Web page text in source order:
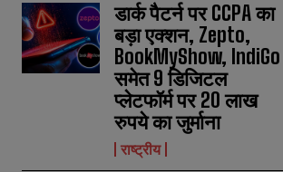
डार्क पैटर्न पर CCPA का
बड़ा एक्शन, Zepto,
BookMyShow, IndiGo
समेत 9 डिजिटल
प्लेटफॉर्म पर 20 लाख
रुपये का जुर्माना
राष्ट्रीय